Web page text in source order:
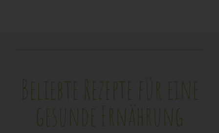
Beliebte Rezepte für eine
gesunde Ernährung